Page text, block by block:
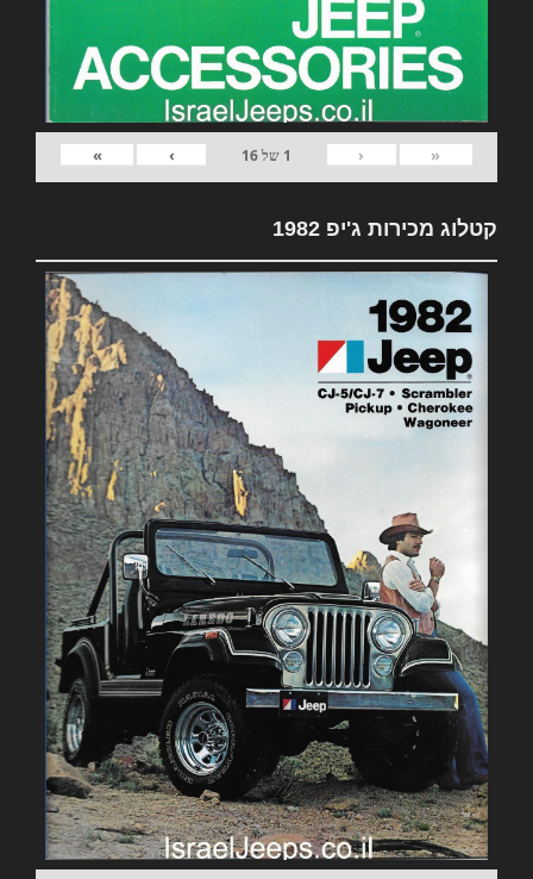
«
‹
1 של16
›
»
קטלוג מכירות ג'יפ 1982